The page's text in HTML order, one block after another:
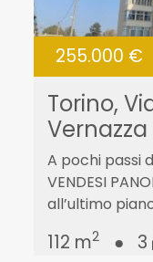
255.000 €
Torino,
Vernazza
A pochi passi
VENDESI
all’ultimo
112 m2 ● 3